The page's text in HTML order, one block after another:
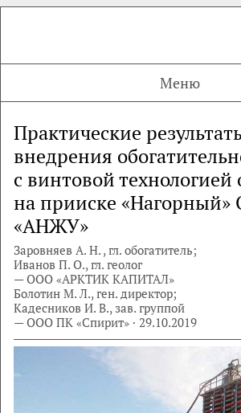
Меню
Практические
внедрения
с винтовой
на прииске
«АНЖУ»
Заровняев А. Н. , гл. обогатитель;
Иванов П. О., гл. геолог
— ООО «АРКТИК КАПИТАЛ»
Болотин М. Л., ген. директор;
Кадесников И. В., зав. группой
— ООО ПК «Спирит» · 29.10.2019